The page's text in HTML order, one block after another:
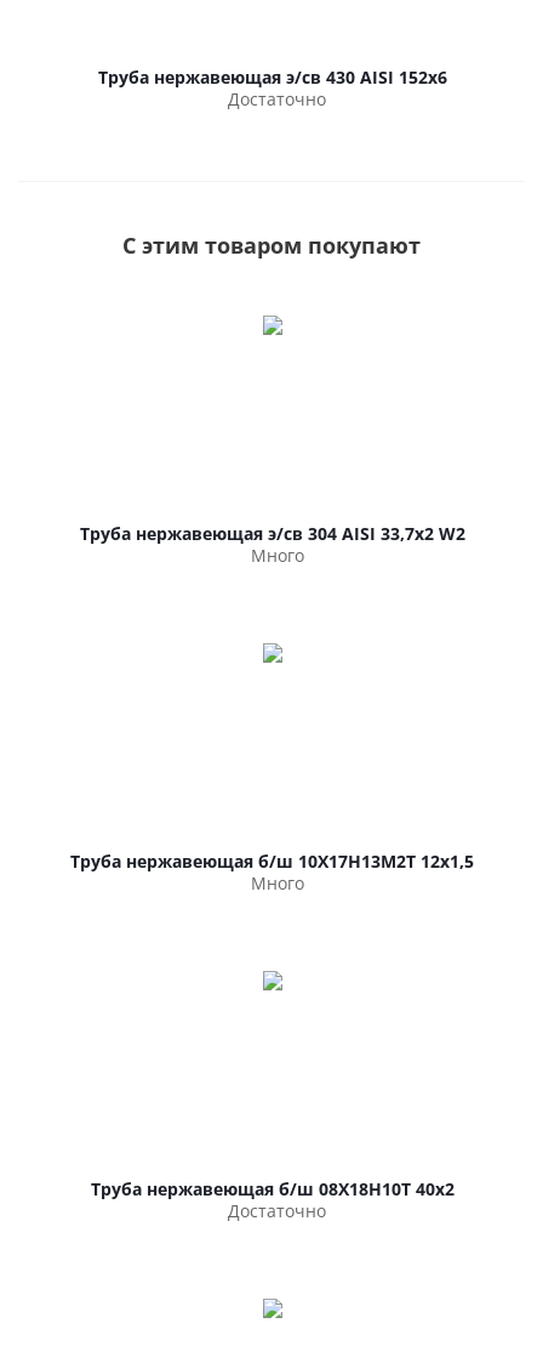
Труба нержавеющая э/св 430 AISI 152х6
Достаточно
С этим товаром покупают
Труба нержавеющая э/св 304 AISI 33,7х2 W2
Много
Труба нержавеющая б/ш 10Х17Н13М2Т 12х1,5
Много
Труба нержавеющая б/ш 08Х18Н10Т 40х2
Достаточно